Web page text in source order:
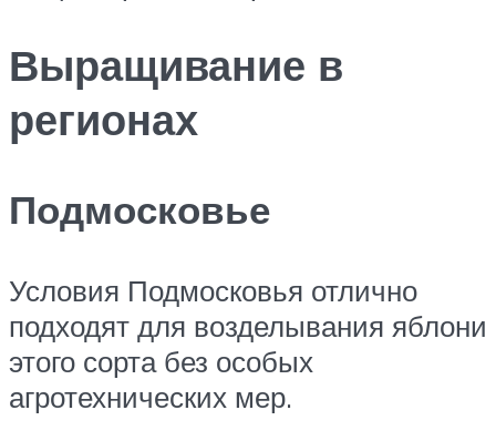
Выращивание в
регионах
Подмосковье
Условия Подмосковья отлично
подходят для возделывания яблони
этого сорта без особых
агротехнических мер.